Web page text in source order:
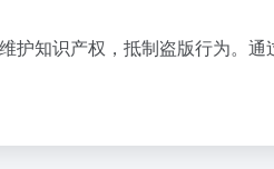
知识产权，抵制盗版行为。